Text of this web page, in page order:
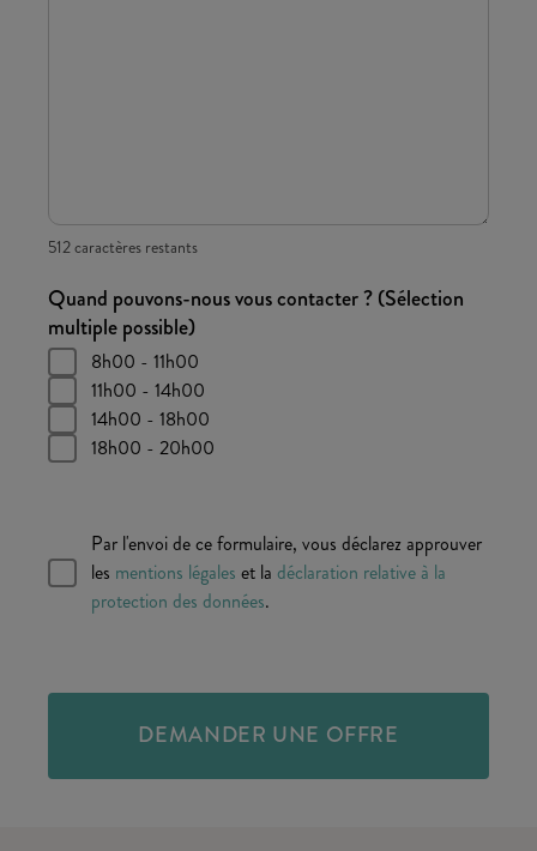
512 caractères restants
Quand pouvons-nous vous contacter ? (Sélection
multiple possible)
8h00 - 11h00
11h00 - 14h00
14h00 - 18h00
18h00 - 20h00
Par l'envoi de ce formulaire, vous déclarez approuver
les mentions légales et la déclaration relative à la
protection des données.
DEMANDER UNE OFFRE